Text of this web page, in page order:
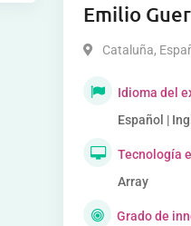
Emilio
Cataluña,
Idioma del
Español |
Tecnología
Array
Grado de